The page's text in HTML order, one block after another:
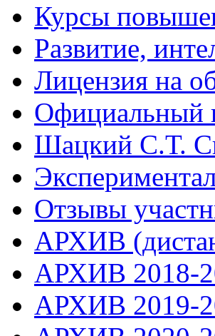
Курсы
Развитие,
Лицензия на
Официальный
Шацкий С.Т.
Отзывы
АРХИВ
АРХИВ 2018-
АРХИВ 2019-